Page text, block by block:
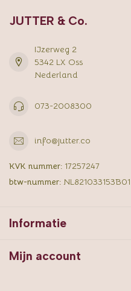
JUTTER & Co.
IJzerweg 2
5342 LX Oss
Nederland
073-2008300
info@jutter.co
KVK nummer: 17257247
btw-nummer: NL821033153B01
Informatie
Mijn account